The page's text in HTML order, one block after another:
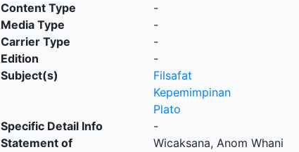
Content Type
-
Media Type
-
Carrier Type
-
Edition
-
Subject(s)
Filsafat
Kepemimpinan
Plato
Specific Detail Info
-
Statement of
Wicaksana, Anom Whani